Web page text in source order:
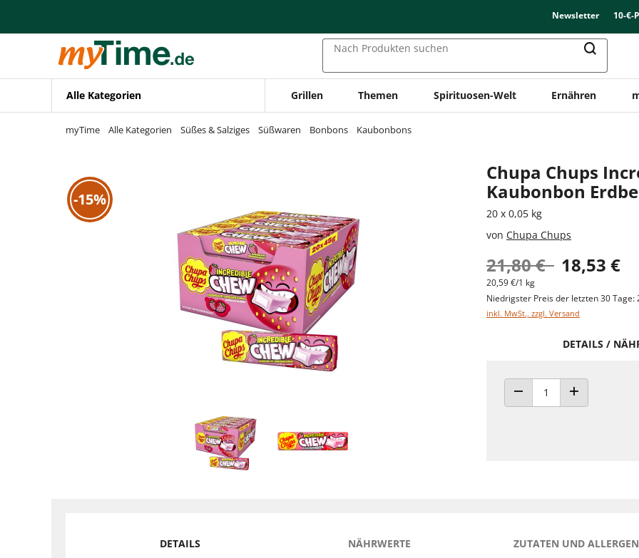
Zur Navigation springen
Zur Suche springen
Newsletter 10-€-
Nach Produkten suchen
Alle Kategorien Grillen Themen Spirituosen-Welt Ernähren
myTime Alle Kategorien Süßes & Salziges Süßwaren Bonbons Kaubonbons
-15%
Chupa Chups
Kaubonbon
20 x 0,05 kg
von Chupa Chups
21,80 € 18,53 €
20,59 €/1 kg
Niedrigster Preis der letzten 30 Tage:
inkl. MwSt., zzgl. Versand
DETAILS /
ANZAHL VERRINGERNANZAHL ERHÖHEN
DETAILS NÄHRWERTE ZUTATEN UND